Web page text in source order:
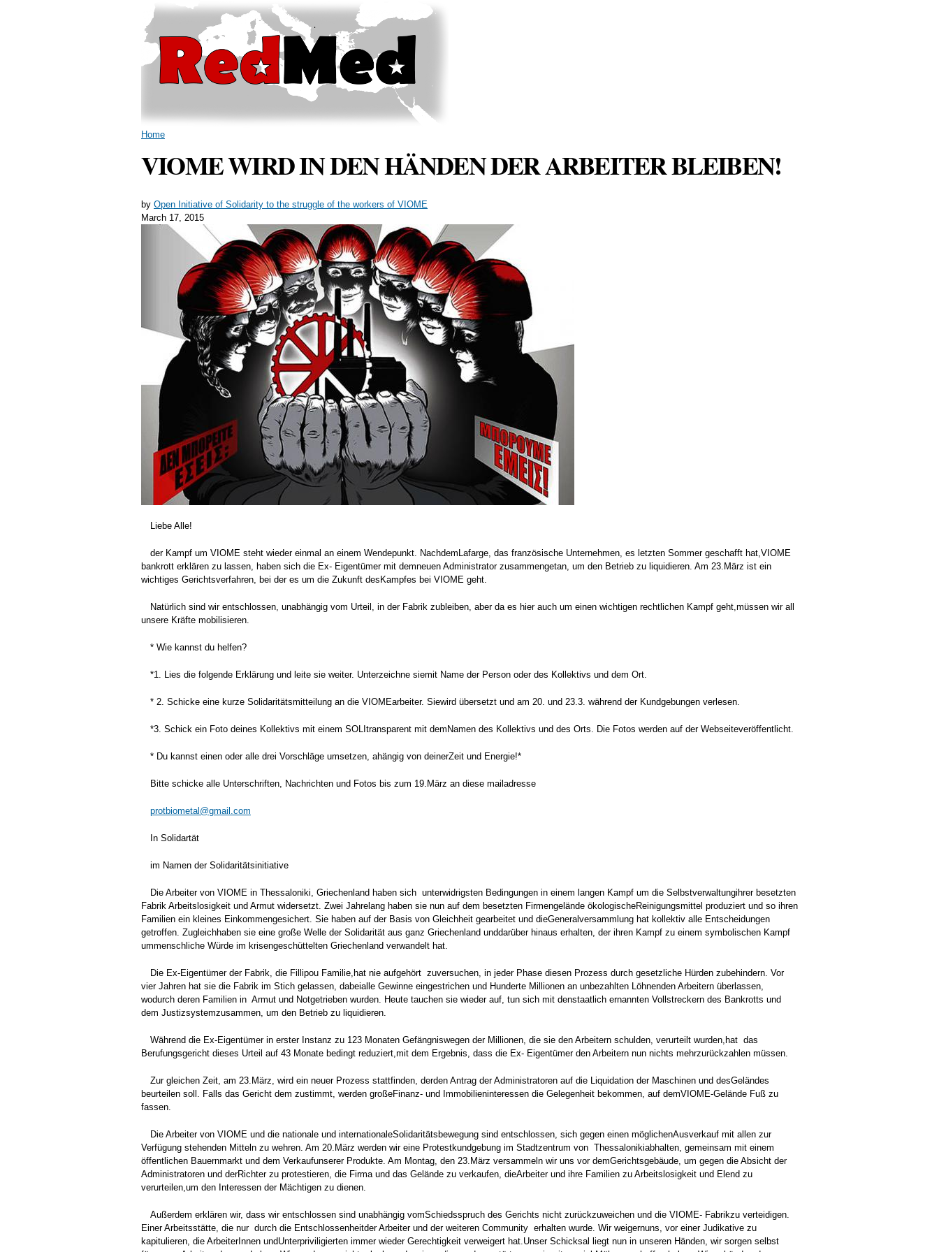
Skip to
You are here
Home
VIOME WIRD IN DEN HÄNDEN DER ARBEITER BLEIBEN!
by Open Initiative of Solidarity to the struggle of the workers of VIOME
March 17, 2015
Liebe Alle!
der Kampf um VIOME steht wieder einmal an einem Wendepunkt. NachdemLafarge, das französische Unternehmen, es letzten Sommer geschafft hat,VIOME
bankrott erklären zu lassen, haben sich die Ex- Eigentümer mit demneuen Administrator zusammengetan, um den Betrieb zu liquidieren. Am 23.März ist ein
wichtiges Gerichtsverfahren, bei der es um die Zukunft desKampfes bei VIOME geht.
Natürlich sind wir entschlossen, unabhängig vom Urteil, in der Fabrik zubleiben, aber da es hier auch um einen wichtigen rechtlichen Kampf geht,müssen wir all
unsere Kräfte mobilisieren.
* Wie kannst du helfen?
*1. Lies die folgende Erklärung und leite sie weiter. Unterzeichne siemit Name der Person oder des Kollektivs und dem Ort.
* 2. Schicke eine kurze Solidaritätsmitteilung an die VIOMEarbeiter. Siewird übersetzt und am 20. und 23.3. während der Kundgebungen verlesen.
*3. Schick ein Foto deines Kollektivs mit einem SOLItransparent mit demNamen des Kollektivs und des Orts. Die Fotos werden auf der Webseiteveröffentlicht.
* Du kannst einen oder alle drei Vorschläge umsetzen, ahängig von deinerZeit und Energie!*
Bitte schicke alle Unterschriften, Nachrichten und Fotos bis zum 19.März an diese mailadresse
protbiometal@gmail.com
In Solidartät
im Namen der Solidaritätsinitiative
Die Arbeiter von VIOME in Thessaloniki, Griechenland haben sich unterwidrigsten Bedingungen in einem langen Kampf um die Selbstverwaltungihrer besetzten
Fabrik Arbeitslosigkeit und Armut widersetzt. Zwei Jahrelang haben sie nun auf dem besetzten Firmengelände ökologischeReinigungsmittel produziert und so ihren
Familien ein kleines Einkommengesichert. Sie haben auf der Basis von Gleichheit gearbeitet und dieGeneralversammlung hat kollektiv alle Entscheidungen
getroffen. Zugleichhaben sie eine große Welle der Solidarität aus ganz Griechenland unddarüber hinaus erhalten, der ihren Kampf zu einem symbolischen Kampf
ummenschliche Würde im krisengeschüttelten Griechenland verwandelt hat.
Die Ex-Eigentümer der Fabrik, die Fillipou Familie,hat nie aufgehört zuversuchen, in jeder Phase diesen Prozess durch gesetzliche Hürden zubehindern. Vor
vier Jahren hat sie die Fabrik im Stich gelassen, dabeialle Gewinne eingestrichen und Hunderte Millionen an unbezahlten Löhnenden Arbeitern überlassen,
wodurch deren Familien in Armut und Notgetrieben wurden. Heute tauchen sie wieder auf, tun sich mit denstaatlich ernannten Vollstreckern des Bankrotts und
dem Justizsystemzusammen, um den Betrieb zu liquidieren.
Während die Ex-Eigentümer in erster Instanz zu 123 Monaten Gefängniswegen der Millionen, die sie den Arbeitern schulden, verurteilt wurden,hat das
Berufungsgericht dieses Urteil auf 43 Monate bedingt reduziert,mit dem Ergebnis, dass die Ex- Eigentümer den Arbeitern nun nichts mehrzurückzahlen müssen.
Zur gleichen Zeit, am 23.März, wird ein neuer Prozess stattfinden, derden Antrag der Administratoren auf die Liquidation der Maschinen und desGeländes
beurteilen soll. Falls das Gericht dem zustimmt, werden großeFinanz- und Immobilieninteressen die Gelegenheit bekommen, auf demVIOME-Gelände Fuß zu
fassen.
Die Arbeiter von VIOME und die nationale und internationaleSolidaritätsbewegung sind entschlossen, sich gegen einen möglichenAusverkauf mit allen zur
Verfügung stehenden Mitteln zu wehren. Am 20.März werden wir eine Protestkundgebung im Stadtzentrum von Thessalonikiabhalten, gemeinsam mit einem
öffentlichen Bauernmarkt und dem Verkaufunserer Produkte. Am Montag, den 23.März versammeln wir uns vor demGerichtsgebäude, um gegen die Absicht der
Administratoren und derRichter zu protestieren, die Firma und das Gelände zu verkaufen, dieArbeiter und ihre Familien zu Arbeitslosigkeit und Elend zu
verurteilen,um den Interessen der Mächtigen zu dienen.
Außerdem erklären wir, dass wir entschlossen sind unabhängig vomSchiedsspruch des Gerichts nicht zurückzuweichen und die VIOME- Fabrikzu verteidigen.
Einer Arbeitsstätte, die nur durch die Entschlossenheitder Arbeiter und der weiteren Community erhalten wurde. Wir weigernuns, vor einer Judikative zu
kapitulieren, die ArbeiterInnen undUnterpriviligierten immer wieder Gerechtigkeit verweigert hat.Unser Schicksal liegt nun in unseren Händen, wir sorgen selbst